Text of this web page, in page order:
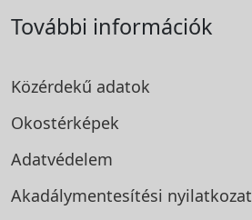
További információk
Közérdekű adatok
Okostérképek
Adatvédelem
Akadálymentesítési nyilatkozat